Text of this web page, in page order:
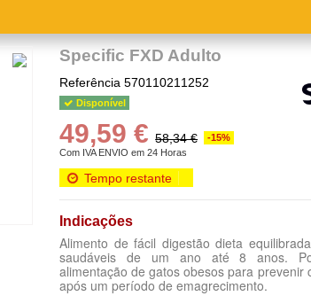
Specific FXD Adulto
Referência 570110211252
Disponível
49,59 € 58,34 €
-15%
Com IVA ENVIO em 24 Horas
Tempo restante
Indicações
Alimento de fácil digestão dieta
saudáveis ​​de um ano até 8 anos.
alimentação de gatos obesos para prevenir
após um período de emagrecimento.